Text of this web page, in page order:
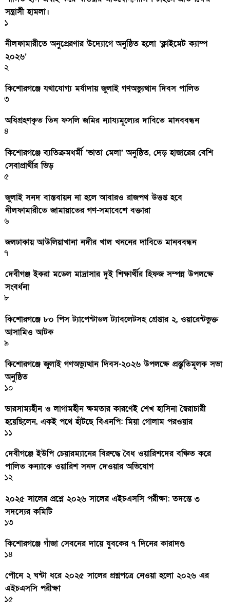
সন্ত্রাসী হামলা।
১
নীলফামারীতে অনুপ্রেরণার উদ্যোগে অনুষ্ঠিত হলো ‘ক্লাইমেট ক্যাম্প
২০২৬’
২
কিশোরগঞ্জে যথাযোগ্য মর্যাদায় জুলাই গণঅভ্যুত্থান দিবস পালিত
৩
অধিগ্রহণকৃত তিন ফসলি জমির ন্যায্যমূল্যের দাবিতে মানববন্ধন
৪
কিশোরগঞ্জে ব্যতিক্রমধর্মী ‘ভাতা মেলা’ অনুষ্ঠিত, দেড় হাজারের বেশি
সেবাপ্রার্থীর ভিড়
৫
জুলাই সনদ বাস্তবায়ন না হলে আবারও রাজপথ উত্তপ্ত হবে
নীলফামারীতে জামায়াতের গণ-সমাবেশে বক্তারা
৬
জলঢাকায় আউলিয়াখানা নদীর খাল খননের দাবিতে মানববন্ধন
৭
দেবীগঞ্জ ইকরা মডেল মাদ্রাসার দুই শিক্ষার্থীর হিফজ সম্পন্ন উপলক্ষে
সংবর্ধনা
৮
কিশোরগঞ্জে ৮০ পিস ট্যাপেন্টাডল ট্যাবলেটসহ গ্রেপ্তার ২, ওয়ারেন্টভুক্ত
আসামিও আটক
৯
কিশোরগঞ্জে জুলাই গণঅভ্যুত্থান দিবস-২০২৬ উপলক্ষে প্রস্তুতিমূলক সভা
অনুষ্ঠিত
১০
ভারসাম্যহীন ও লাগামহীন ক্ষমতার কারণেই শেখ হাসিনা স্বৈরাচারী
হয়েছিলেন, একই পথে হাঁটছে বিএনপি: মিয়া গোলাম পরওয়ার
১১
দেবীগঞ্জে ইউপি চেয়ারম্যানের বিরুদ্ধে বৈধ ওয়ারিশদের বঞ্চিত করে
পালিত কন্যাকে ওয়ারিশ সনদ দেওয়ার অভিযোগ
১২
২০২৫ সালের প্রশ্নে ২০২৬ সালের এইচএসসি পরীক্ষা: তদন্তে ৩
সদস্যের কমিটি
১৩
কিশোরগঞ্জে গাঁজা সেবনের দায়ে যুবকের ৭ দিনের কারাদণ্ড
১৪
পৌনে ২ ঘন্টা ধরে ২০২৫ সালের প্রশ্নপত্রে নেওয়া হলো ২০২৬ এর
এইচএসসি পরীক্ষা
১৫